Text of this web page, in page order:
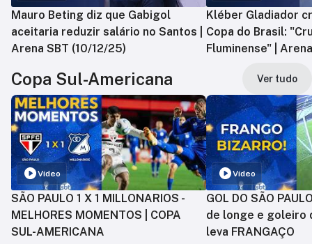
Mauro Beting diz que Gabigol
aceitaria reduzir salário no Santos |
Arena SBT (10/12/25)
Kléber Gladiador
Copa do Brasil:
Fluminense" |
Copa Sul-Americana Ver tudo
Vídeo
SÃO PAULO 1 X 1 MILLONARIOS -
MELHORES MOMENTOS | COPA
SUL-AMERICANA
Vídeo
GOL DO SÃO
de longe e goleiro
leva FRANGAÇO